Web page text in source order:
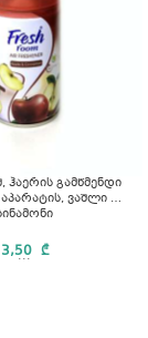
ჰაერის გამწმენდი
ვაშლი და
3,50 ₾
...